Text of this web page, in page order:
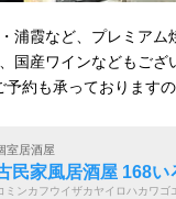
浦霞など、プレミア
国産ワインなどもご
約も承っております
室居酒屋
民家風居酒屋 168い
ミンカフウイザカヤイロハカワゴ